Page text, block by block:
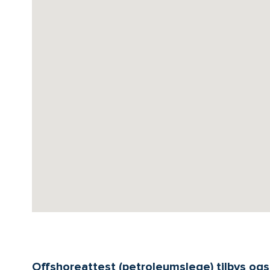
Offshoreattest (petroleumslege) tilbys